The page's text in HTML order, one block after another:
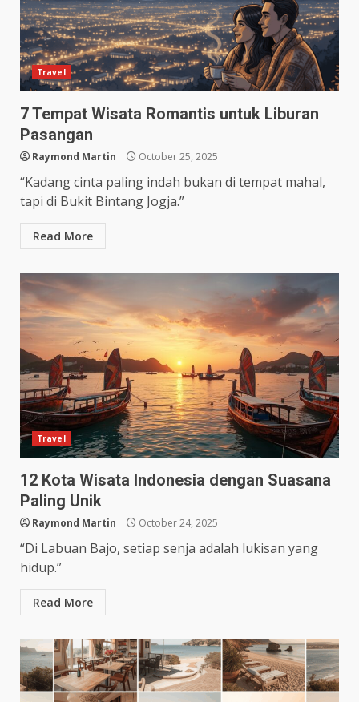
Travel
7 Tempat Wisata Romantis untuk Liburan
Pasangan
Raymond Martin October 25, 2025
“Kadang cinta paling indah bukan di tempat mahal,
tapi di Bukit Bintang Jogja.”
Read More
Travel
12 Kota Wisata Indonesia dengan Suasana
Paling Unik
Raymond Martin October 24, 2025
“Di Labuan Bajo, setiap senja adalah lukisan yang
hidup.”
Read More